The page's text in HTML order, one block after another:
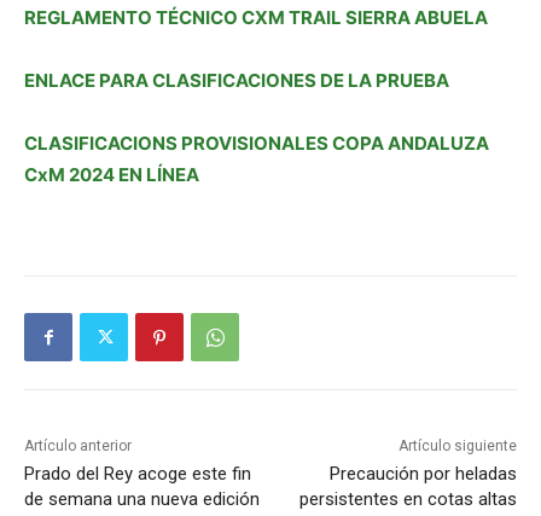
REGLAMENTO TÉCNICO CXM TRAIL SIERRA ABUELA
ENLACE PARA CLASIFICACIONES DE LA PRUEBA
CLASIFICACIONS PROVISIONALES COPA ANDALUZA
CxM 2024 EN LÍNEA
Artículo anterior
Prado del Rey acoge este fin
de semana una nueva edición
Artículo siguiente
Precaución por heladas
persistentes en cotas altas